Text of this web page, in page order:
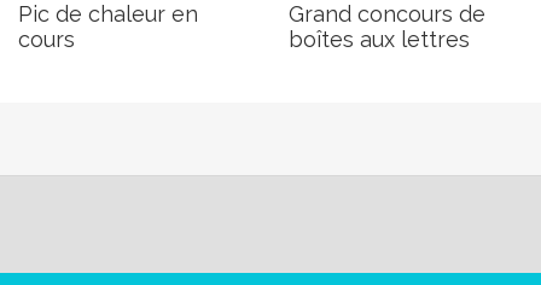
Pic de chaleur en
cours
Grand concours de
boîtes aux lettres